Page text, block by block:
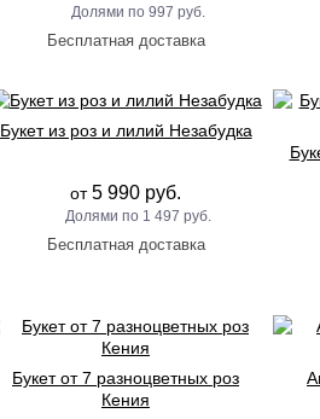
997 руб.
Букет из роз и лилий Незабудка
от5 990 руб.
1 497 руб.
Букет от 7 разноцветных роз
Кения